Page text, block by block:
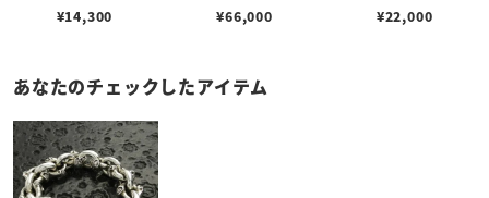
¥14,300 ¥66,000 ¥22,000
あなたのチェックしたアイテム